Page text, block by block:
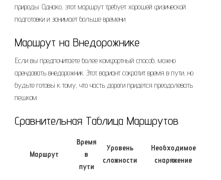
природы. Однако, этот маршрут требует хорошей физической
подготовки и занимает больше времени.
Маршрут на Внедорожнике
Если вы предпочитаете более комфортный способ, можно
арендовать внедорожник. Этот вариант сократит время в пути, но
будьте готовы к тому, что часть дороги придется преодолевать
пешком.
Сравнительная Таблица Маршрутов
Маршрут
Время
в
пути
Уровень
сложности
Необходимое
снаряжение